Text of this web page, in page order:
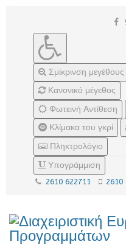
Σμίκρινση μεγέθους
Κανονικό μέγεθος
Φωτεινή Αντίθεση
Κλίμακα του γκρί
Πληκτρολόγιο
Υπογράμμιση
2610 622711 2610